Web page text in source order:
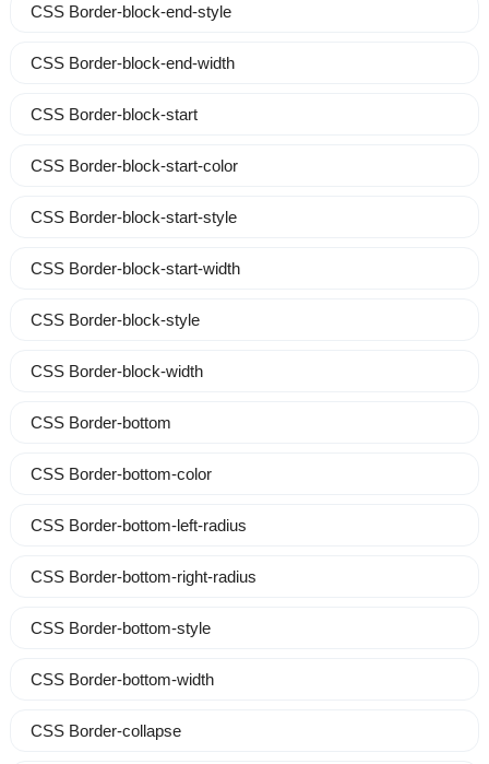
CSS Border-block-end-style
CSS Border-block-end-width
CSS Border-block-start
CSS Border-block-start-color
CSS Border-block-start-style
CSS Border-block-start-width
CSS Border-block-style
CSS Border-block-width
CSS Border-bottom
CSS Border-bottom-color
CSS Border-bottom-left-radius
CSS Border-bottom-right-radius
CSS Border-bottom-style
CSS Border-bottom-width
CSS Border-collapse